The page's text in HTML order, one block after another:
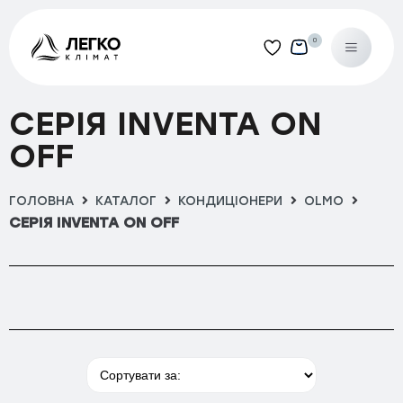
0
СЕРІЯ INVENTA ON
OFF
ГОЛОВНА КАТАЛОГ КОНДИЦІОНЕРИ OLMO
СЕРІЯ INVENTA ON OFF
Категорії
Кондиціонери
Apple Pie Pro
Mini Apple Pie Winter
Tosot